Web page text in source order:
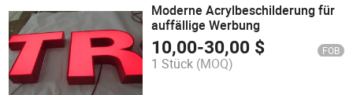
Moderne Acrylbeschilderung für
auffällige Werbung
10,00-30,00 $ FOB
1 Stück (MOQ)